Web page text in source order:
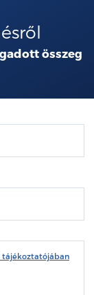
összeg
tájékoztatójában